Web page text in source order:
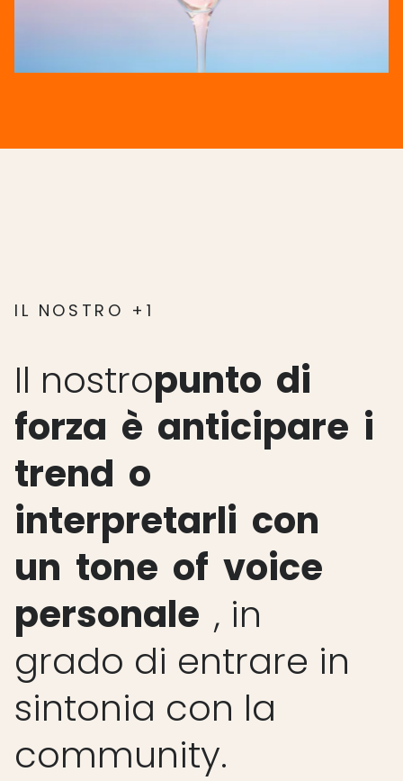
IL NOSTRO +1
Il nostropunto di
forza è anticipare i
trend o
interpretarli con
un tone of voice
personale , in
grado di entrare in
sintonia con la
community.